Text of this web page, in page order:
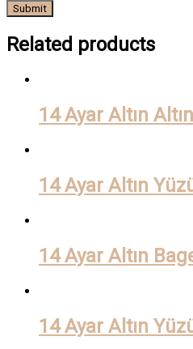
Related products
14 Ayar Altın
14 Ayar Altın
14 Ayar Altın
14 Ayar Altın